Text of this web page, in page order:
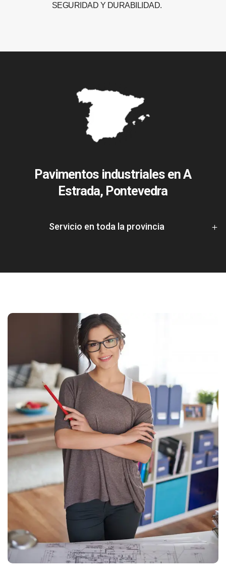
SEGURIDAD Y DURABILIDAD.
Pavimentos industriales en A
Estrada, Pontevedra
Servicio en toda la provincia